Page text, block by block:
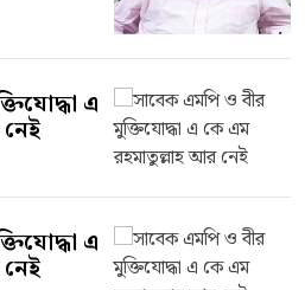
এ
এ